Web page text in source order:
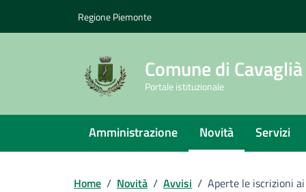
Regione Piemonte
Comune di Cavaglià
Portale istituzionale
Amministrazione Novità Servizi
Home / Novità / Avvisi / Aperte le iscrizioni